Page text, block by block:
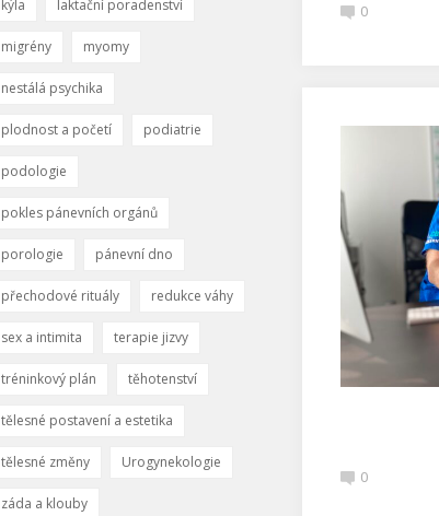
0
0
kýla laktační poradenství
migrény myomy
nestálá psychika
plodnost a početí podiatrie
podologie
pokles pánevních orgánů
porologie pánevní dno
přechodové rituály redukce váhy
sex a intimita terapie jizvy
tréninkový plán těhotenství
tělesné postavení a estetika
tělesné změny Urogynekologie
záda a klouby